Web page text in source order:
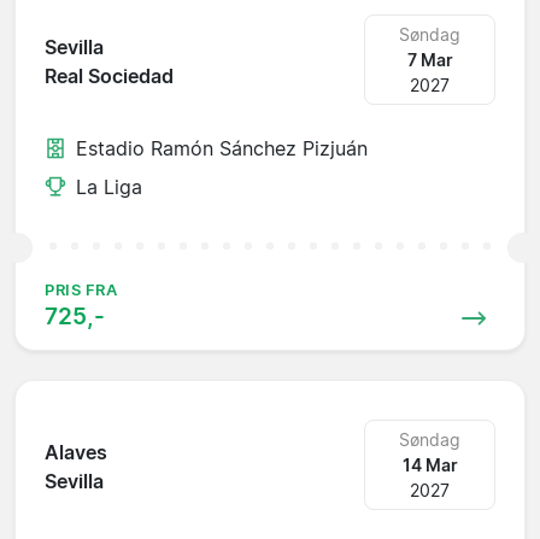
Sevilla
Real Sociedad
Søndag
7 Mar
2027
Estadio Ramón Sánchez Pizjuán
La Liga
PRIS FRA
725,-
Alaves
Sevilla
Søndag
14 Mar
2027